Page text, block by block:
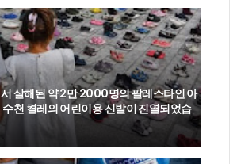
살해된 약 2만 2000명의 팔레스타인 아
천 켤레의 어린이용 신발이 진열되었습